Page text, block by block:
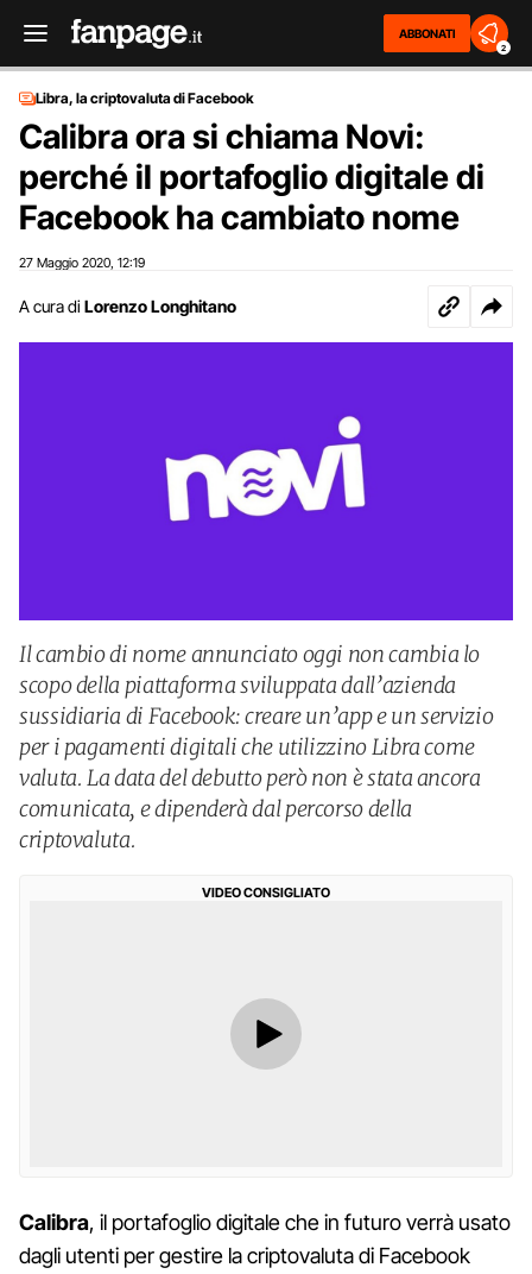
ABBONATI
2
Libra, la criptovaluta di Facebook
Calibra ora si chiama Novi:
perché il portafoglio digitale di
Facebook ha cambiato nome
27 Maggio 2020 12:19
A cura di Lorenzo Longhitano
Il cambio di nome annunciato oggi non cambia lo
scopo della piattaforma sviluppata dall’azienda
sussidiaria di Facebook: creare un’app e un servizio
per i pagamenti digitali che utilizzino Libra come
valuta. La data del debutto però non è stata ancora
comunicata, e dipenderà dal percorso della
criptovaluta.
VIDEO CONSIGLIATO
Calibra, il portafoglio digitale che in futuro verrà usato
dagli utenti per gestire la criptovaluta di Facebook